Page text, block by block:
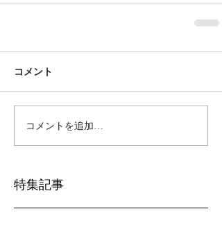
コメント
コメントを追加…
特集記事